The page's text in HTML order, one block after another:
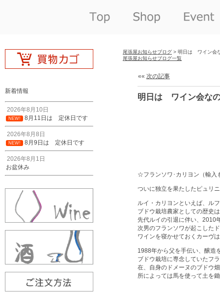
新着情報
2026年8月10日
NEW! 8月11日は 定休日です
2026年8月8日
NEW! 8月9日は 定休日です
2026年8月1日
お盆休み
尾張屋お知らせブログ > 明日は ワイン会
尾張屋お知らせブログ一覧
«« 次の記事
明日は ワイン会な
☆フランソワ･カリヨン（輸入
ついに独立を果たしたピュリ
ルイ・カリヨンといえば、ル
ブドウ栽培農家としての歴史
先代ルイの引退に伴い、2010
次男のフランソワが起こした
ワインを寝かせておくカーヴ
1988年から父を手伝い、醸造
ブドウ栽培に専念していたフ
在、自身のドメーヌのブドウ
所によっては馬を使って土を